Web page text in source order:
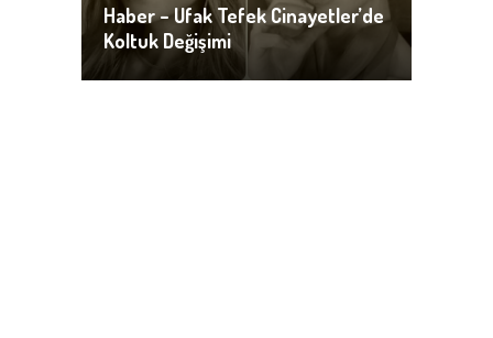
Haber – Ufak Tefek Cinayetler’de
Koltuk Değişimi